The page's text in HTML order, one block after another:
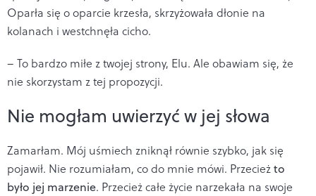
Oparła się o oparcie krzesła, skrzyżowała dłonie na
kolanach i westchnęła cicho.
– To bardzo miłe z twojej strony, Elu. Ale obawiam się, że
nie skorzystam z tej propozycji.
Nie mogłam uwierzyć w jej słowa
Zamarłam. Mój uśmiech zniknął równie szybko, jak się
pojawił. Nie rozumiałam, co do mnie mówi. Przecieżto
było jej marzenie. Przecież całe życie narzekała na swoje